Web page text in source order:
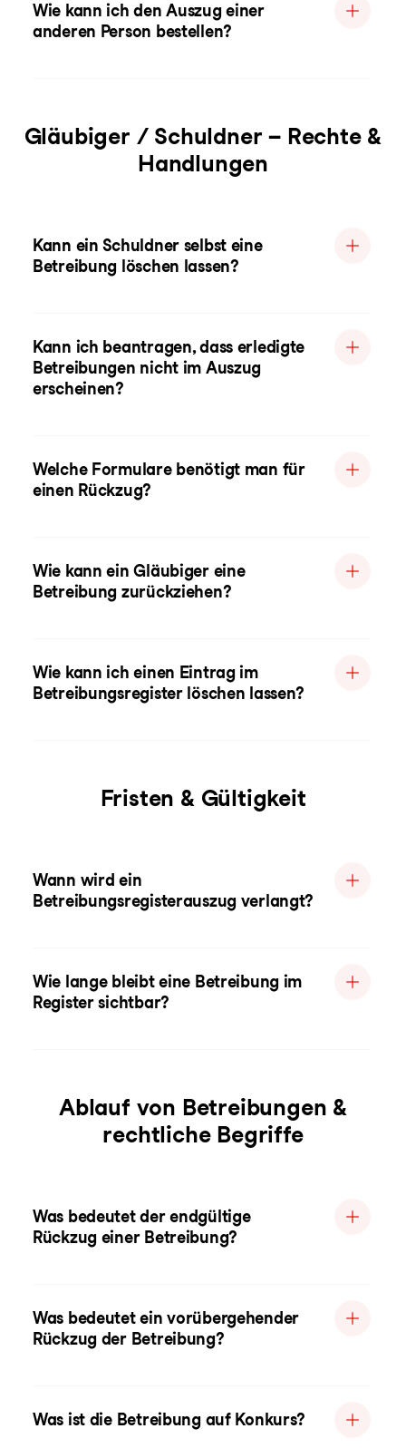
Wie kann ich den Auszug einer
anderen Person bestellen?
Gläubiger / Schuldner – Rechte &
Handlungen
Kann ein Schuldner selbst eine
Betreibung löschen lassen?
Kann ich beantragen, dass erledigte
Betreibungen nicht im Auszug
erscheinen?
Welche Formulare benötigt man für
einen Rückzug?
Wie kann ein Gläubiger eine
Betreibung zurückziehen?
Wie kann ich einen Eintrag im
Betreibungsregister löschen lassen?
Fristen & Gültigkeit
Wann wird ein
Betreibungsregisterauszug verlangt?
Wie lange bleibt eine Betreibung im
Register sichtbar?
Ablauf von Betreibungen &
rechtliche Begriffe
Was bedeutet der endgültige
Rückzug einer Betreibung?
Was bedeutet ein vorübergehender
Rückzug der Betreibung?
Was ist die Betreibung auf Konkurs?